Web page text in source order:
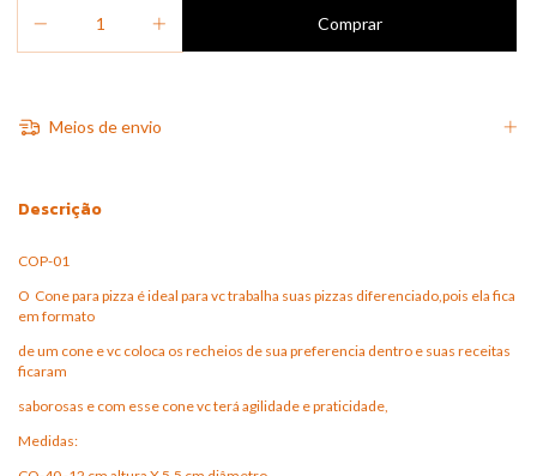
Meios de envio
Descrição
COP-01
O Cone para pizza é ideal para vc trabalha suas pizzas diferenciado,pois ela fica
em formato
de um cone e vc coloca os recheios de sua preferencia dentro e suas receitas
ficaram
saborosas e com esse cone vc terá agilidade e praticidade,
Medidas: